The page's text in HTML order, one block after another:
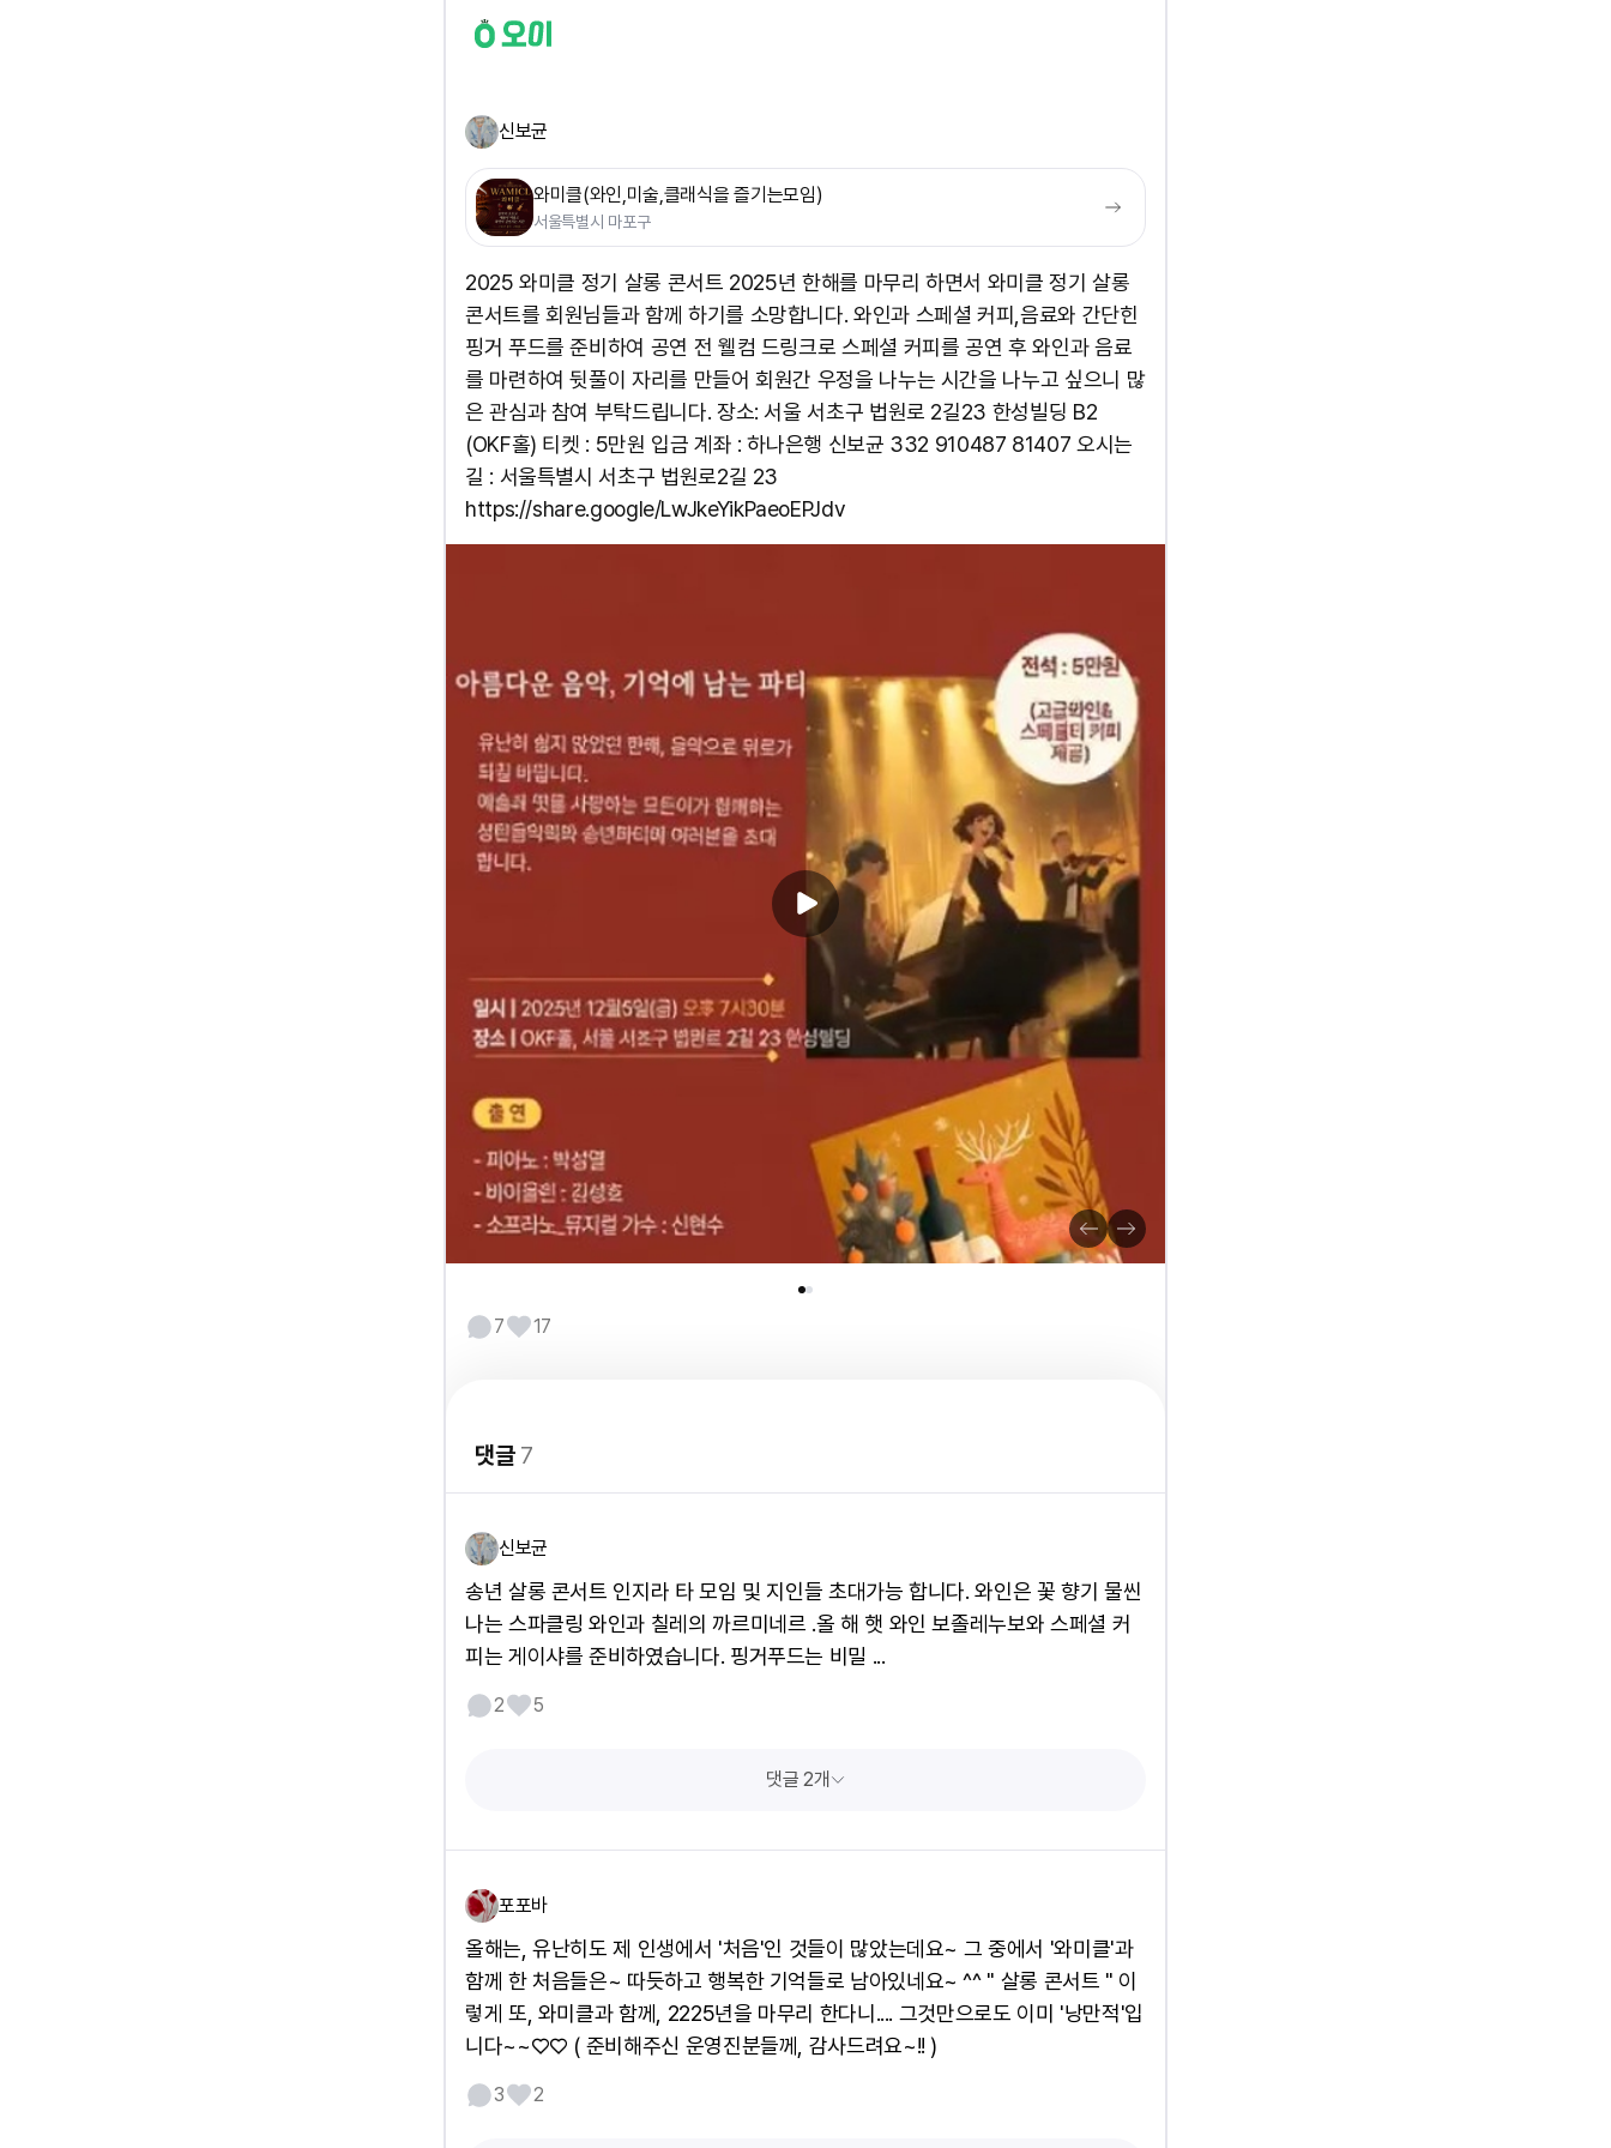
신보균
와미클(와인,미술,클래식을 즐기는모임)
서울특별시 마포구
2025 와미클 정기 살롱 콘서트 2025년 한해를 마무리 하면서 와미클 정기 살롱
콘서트를 회원님들과 함께 하기를 소망합니다. 와인과 스페셜 커피,음료와 간단힌
핑거 푸드를 준비하여 공연 전 웰컴 드링크로 스페셜 커피를 공연 후 와인과 음료
를 마련하여 뒷풀이 자리를 만들어 회원간 우정을 나누는 시간을 나누고 싶으니 많
은 관심과 참여 부탁드립니다. 장소: 서울 서초구 법원로 2길23 한성빌딩 B2
(OKF홀) 티켓 : 5만원 입금 계좌 : 하나은행 신보균 332 910487 81407 오시는
길 : 서울특별시 서초구 법원로2길 23
https://share.google/LwJkeYikPaeoEPJdv
7 17
댓글7
신보균
송년 살롱 콘서트 인지라 타 모임 및 지인들 초대가능 합니다. 와인은 꽃 향기 물씬
나는 스파클링 와인과 칠레의 까르미네르 .올 해 햇 와인 보졸레누보와 스페셜 커
피는 게이샤를 준비하였습니다. 핑거푸드는 비밀 ...
2 5
댓글 2개
포포바
올해는, 유난히도 제 인생에서 '처음'인 것들이 많았는데요~ 그 중에서 '와미클'과
함께 한 처음들은~ 따듯하고 행복한 기억들로 남아있네요~ ^^ " 살롱 콘서트 " 이
렇게 또, 와미클과 함께, 2225년을 마무리 한다니.... 그것만으로도 이미 '낭만적'입
니다~~♡♡ ( 준비해주신 운영진분들께, 감사드려요~!! )
3 2